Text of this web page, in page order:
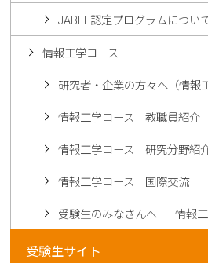
JABEE認定プログラムについ
情報工学コース
研究者・企業の方々へ（情報
情報工学コース 教職員紹介
情報工学コース 研究分野紹
情報工学コース 国際交流
受験生のみなさんへ –情報
受験生サイト